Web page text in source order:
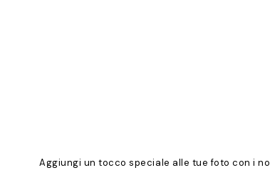
Aggiungi un tocco speciale alle tue foto con i